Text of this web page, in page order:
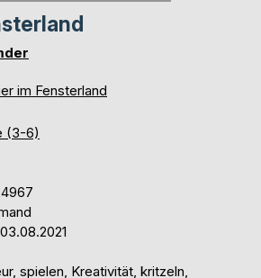
im Fensterland
(3-6)
spielen, Kreativität, kritzeln,